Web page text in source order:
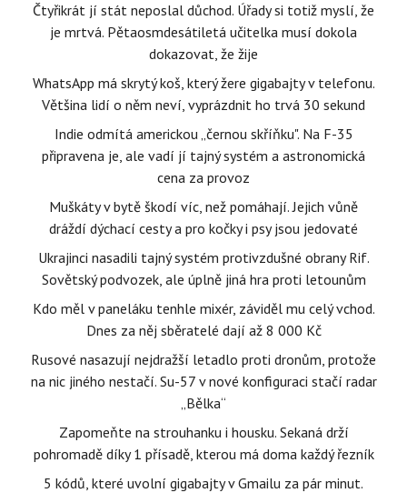
Čtyřikrát jí stát neposlal důchod. Úřady si totiž myslí, že
je mrtvá. Pětaosmdesátiletá učitelka musí dokola
dokazovat, že žije
WhatsApp má skrytý koš, který žere gigabajty v telefonu.
Většina lidí o něm neví, vyprázdnit ho trvá 30 sekund
Indie odmítá americkou „černou skříňku". Na F-35
připravena je, ale vadí jí tajný systém a astronomická
cena za provoz
Muškáty v bytě škodí víc, než pomáhají. Jejich vůně
dráždí dýchací cesty a pro kočky i psy jsou jedovaté
Ukrajinci nasadili tajný systém protivzdušné obrany Rif.
Sovětský podvozek, ale úplně jiná hra proti letounům
Kdo měl v paneláku tenhle mixér, záviděl mu celý vchod.
Dnes za něj sběratelé dají až 8 000 Kč
Rusové nasazují nejdražší letadlo proti dronům, protože
na nic jiného nestačí. Su-57 v nové konfiguraci stačí radar
„Bělka“
Zapomeňte na strouhanku i housku. Sekaná drží
pohromadě díky 1 přísadě, kterou má doma každý řezník
5 kódů, které uvolní gigabajty v Gmailu za pár minut.